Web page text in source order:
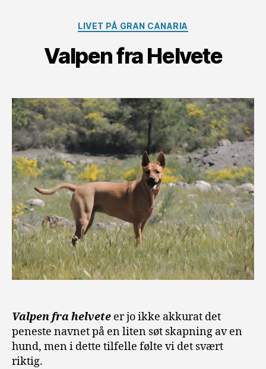
Kategorier
LIVET PÅ GRAN CANARIA
Valpen fra Helvete
Valpen fra helvete er jo ikke akkurat det
peneste navnet på en liten søt skapning av en
hund, men i dette tilfelle følte vi det svært
riktig.